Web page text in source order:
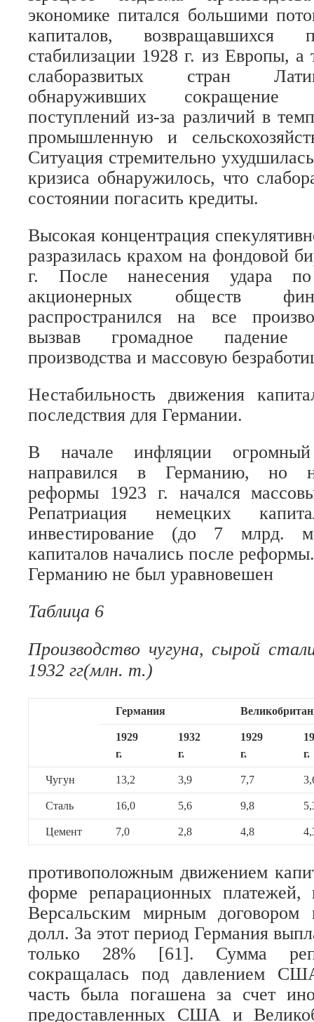
экономике питался большими
капиталов, возвращавшихся
стабилизации 1928 г. из Европы,
слаборазвитых стран
обнаруживших сокращение
поступлений из-за различий в
промышленную и
Ситуация стремительно
кризиса обнаружилось, что
состоянии погасить кредиты.
Высокая концентрация
разразилась крахом на фондовой
г. После нанесения удара
акционерных обществ
распространился на все
вызвав громадное падение
производства и массовую
Нестабильность движения
последствия для Германии.
В начале инфляции огромный
направился в Германию, но
реформы 1923 г. начался
Репатриация немецких
инвестирование (до 7 млрд.
капиталов начались после
Германию не был уравновешен
Таблица 6
Производство чугуна, сырой
1932 гг(млн. т.)
Германия
1929
г.
1932
г.
1929
г.
г.
Чугун 13,2 3,9 7,7
Сталь 16,0 5,6 9,8
Цемент 7,0 2,8 4,8
противоположным движением
форме репарационных
Версальским мирным
долл. За этот период Германия
только 28% [61]. Сумма
сокращалась под давлением
часть была погашена за счет
предоставленных США и